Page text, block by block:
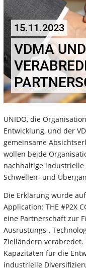
15.11.2023
VDMA
UNIDO, die
Entwicklung, und der
gemeinsame
wollen beide
nachhaltige industrielle
Schwellen- und
Die Erklärung wurde
Application: THE #P2X
eine Partnerschaft zur
Ausrüstungs-,
Zielländern verabredet.
Kapazitäten für die
industrielle